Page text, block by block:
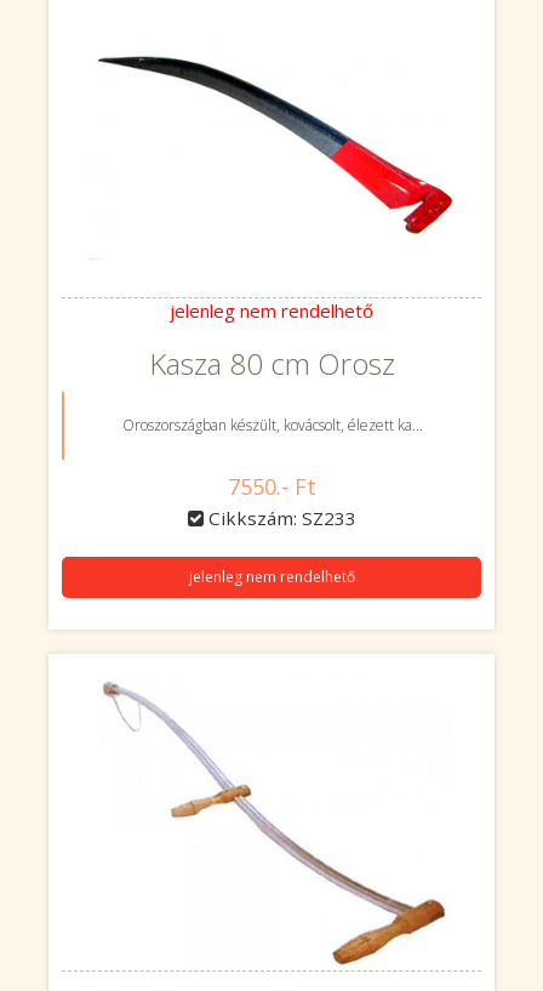
jelenleg nem rendelhető
Kasza 80 cm Orosz
Oroszországban készült, kovácsolt, élezett ka...
7550.- Ft
Cikkszám: SZ233
jelenleg nem rendelhető